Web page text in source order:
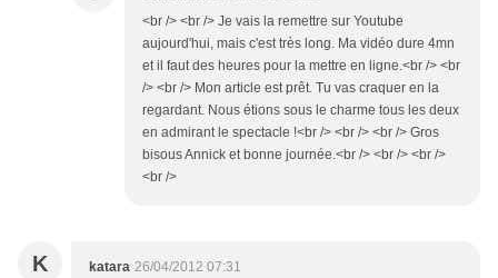
<br /> <br /> Je vais la remettre sur Youtube
aujourd'hui, mais c'est très long. Ma vidéo dure 4mn
et il faut des heures pour la mettre en ligne.<br /> <br
/> <br /> Mon article est prêt. Tu vas craquer en la
regardant. Nous étions sous le charme tous les deux
en admirant le spectacle !<br /> <br /> <br /> Gros
bisous Annick et bonne journée.<br /> <br /> <br />
<br />
K katara 26/04/2012 07:31